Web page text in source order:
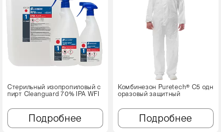
Стерильный изопропиловый с
пирт Cleanguard 70% IPA WFI
Подробнее
Комбинезон Puretech® C5 одн
оразовый защитный
Подробнее